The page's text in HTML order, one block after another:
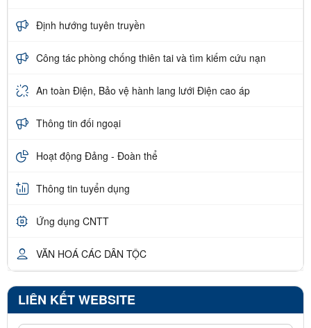
Định hướng tuyên truyền
Công tác phòng chống thiên tai và tìm kiếm cứu nạn
An toàn Điện, Bảo vệ hành lang lưới Điện cao áp
Thông tin đối ngoại
Hoạt động Đảng - Đoàn thể
Thông tin tuyển dụng
Ứng dụng CNTT
VĂN HOÁ CÁC DÂN TỘC
LIÊN KẾT WEBSITE